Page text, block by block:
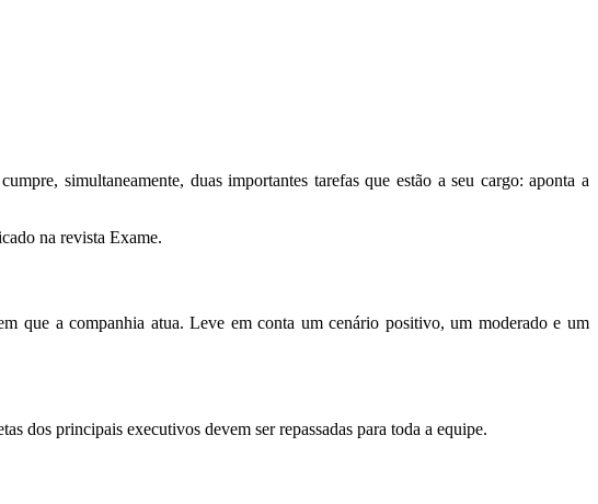
simultaneamente, duas importantes tarefas que estão a seu cargo: aponta a
na revista Exame.
que a companhia atua. Leve em conta um cenário positivo, um moderado e um
dos principais executivos devem ser repassadas para toda a equipe.